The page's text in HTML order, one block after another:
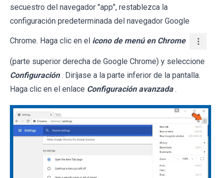
secuestro del navegador "app", restablezca la
configuración predeterminada del navegador Google
Chrome. Haga clic en el icono de menú en Chrome
(parte superior derecha de Google Chrome) y seleccione
Configuración . Diríjase a la parte inferior de la pantalla.
Haga clic en el enlace Configuración avanzada .